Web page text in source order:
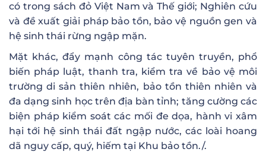
có trong sách đỏ Việt Nam và Thế giới; Nghiên cứu
và đề xuất giải pháp bảo tồn, bảo vệ nguồn gen và
hệ sinh thái rừng ngập mặn.
Mặt khác, đẩy mạnh công tác tuyên truyền, phổ
biến pháp luật, thanh tra, kiểm tra về bảo vệ môi
trường di sản thiên nhiên, bảo tồn thiên nhiên và
đa dạng sinh học trên địa bàn tỉnh; tăng cường các
biện pháp kiểm soát các mối đe dọa, hành vi xâm
hại tới hệ sinh thái đất ngập nước, các loài hoang
dã nguy cấp, quý, hiếm tại Khu bảo tồn./.